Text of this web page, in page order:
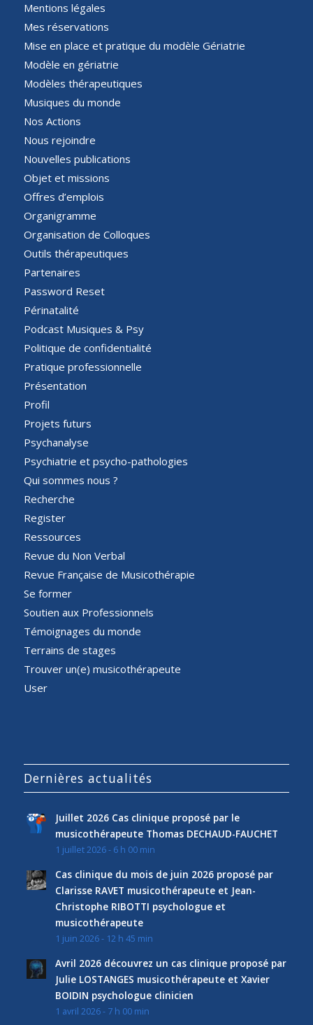
Mentions légales
Mes réservations
Mise en place et pratique du modèle Gériatrie
Modèle en gériatrie
Modèles thérapeutiques
Musiques du monde
Nos Actions
Nous rejoindre
Nouvelles publications
Objet et missions
Offres d’emplois
Organigramme
Organisation de Colloques
Outils thérapeutiques
Partenaires
Password Reset
Périnatalité
Podcast Musiques & Psy
Politique de confidentialité
Pratique professionnelle
Présentation
Profil
Projets futurs
Psychanalyse
Psychiatrie et psycho-pathologies
Qui sommes nous ?
Recherche
Register
Ressources
Revue du Non Verbal
Revue Française de Musicothérapie
Se former
Soutien aux Professionnels
Témoignages du monde
Terrains de stages
Trouver un(e) musicothérapeute
User
Dernières actualités
Juillet 2026 Cas clinique proposé par le
musicothérapeute Thomas DECHAUD-FAUCHET
1 juillet 2026 - 6 h 00 min
Cas clinique du mois de juin 2026 proposé par
Clarisse RAVET musicothérapeute et Jean-
Christophe RIBOTTI psychologue et
musicothérapeute
1 juin 2026 - 12 h 45 min
Avril 2026 découvrez un cas clinique proposé par
Julie LOSTANGES musicothérapeute et Xavier
BOIDIN psychologue clinicien
1 avril 2026 - 7 h 00 min